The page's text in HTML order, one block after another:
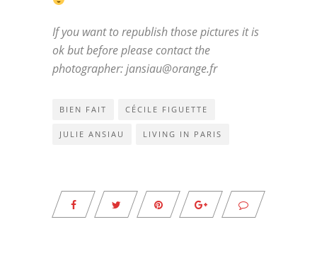
If you want to republish those pictures it is
ok but before please contact the
photographer: jansiau@orange.fr
BIEN FAIT CÉCILE FIGUETTE
JULIE ANSIAU LIVING IN PARIS